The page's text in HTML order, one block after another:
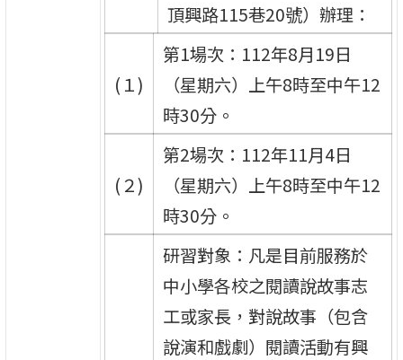
頂興路115巷20號）辦理：
(１)
第1場次：112年8月19日
（星期六）上午8時至中午12
時30分。
(２)
第2場次：112年11月4日
（星期六）上午8時至中午12
時30分。
研習對象：凡是目前服務於
中小學各校之閱讀說故事志
工或家長，對說故事（包含
說演和戲劇）閱讀活動有興